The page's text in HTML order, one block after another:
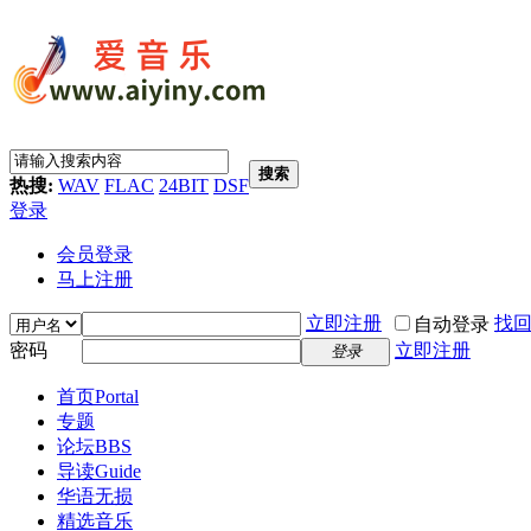
热搜: WAV FLAC 24BIT DSF
搜索
登录
会员登录
马上注册
立即注册 自动登录 找
密码
登录 立即注册
首页Portal
专题
论坛BBS
导读Guide
华语无损
精选音乐